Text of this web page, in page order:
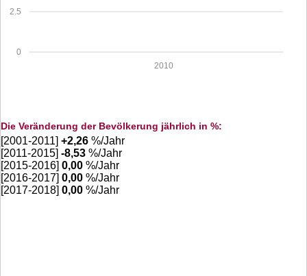
0
2.5
2010
Die Veränderung der Bevölkerung jährlich in %:
[2001-2011] +2,26 %/Jahr
[2011-2015] -8,53 %/Jahr
[2015-2016] 0,00 %/Jahr
[2016-2017] 0,00 %/Jahr
[2017-2018] 0,00 %/Jahr